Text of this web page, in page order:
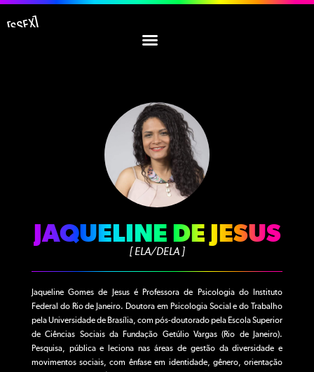
JAQUELINE DE JESUS
[ ELA/DELA ]
Jaqueline Gomes de Jesus é Professora de Psicologia do Instituto
Federal do Rio de Janeiro. Doutora em Psicologia Social e do Trabalho
pela Universidade de Brasília, com pós-doutorado pela Escola Superior
de Ciências Sociais da Fundação Getúlio Vargas (Rio de Janeiro).
Pesquisa, pública e leciona nas áreas de gestão da diversidade e
movimentos sociais, com ênfase em identidade, gênero, orientação